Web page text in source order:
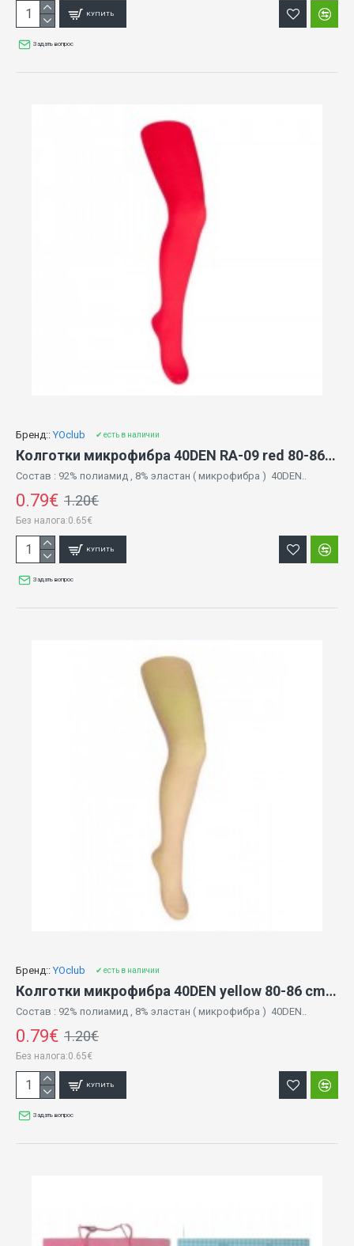
КУПИТЬ
Задать вопрос
Бренд:: YOclub ✔ есть в наличии
Колготки микрофибра 40DEN RA-09 red 80-86 cm
Состав : 92% полиамид , 8% эластан ( микрофибра ) 40DEN..
0.79€ 1.20€
Без налога:0.65€
КУПИТЬ
Задать вопрос
Бренд:: YOclub ✔ есть в наличии
Колготки микрофибра 40DEN yellow 80-86 cm RA-09
Состав : 92% полиамид , 8% эластан ( микрофибра ) 40DEN..
0.79€ 1.20€
Без налога:0.65€
КУПИТЬ
Задать вопрос